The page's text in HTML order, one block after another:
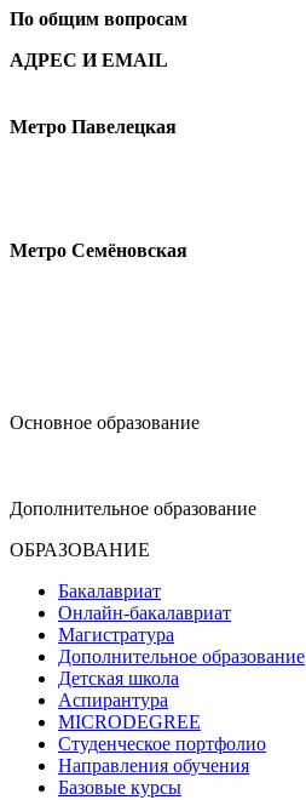
По общим вопросам
АДРЕС И EMAIL
Метро Павелецкая
Метро Семёновская
Основное образование
Дополнительное образование
ОБРАЗОВАНИЕ
Бакалавриат
Онлайн-бакалавриат
Магистратура
Дополнительное образование
Детская школа
Аспирантура
MICRODEGREE
Студенческое портфолио
Направления обучения
Базовые курсы